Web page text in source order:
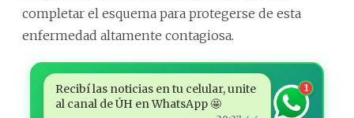
completar el esquema para protegerse de esta
enfermedad altamente contagiosa.
Recibí las noticias en tu celular, unite
al canal de ÚH en WhatsApp 🤩
1